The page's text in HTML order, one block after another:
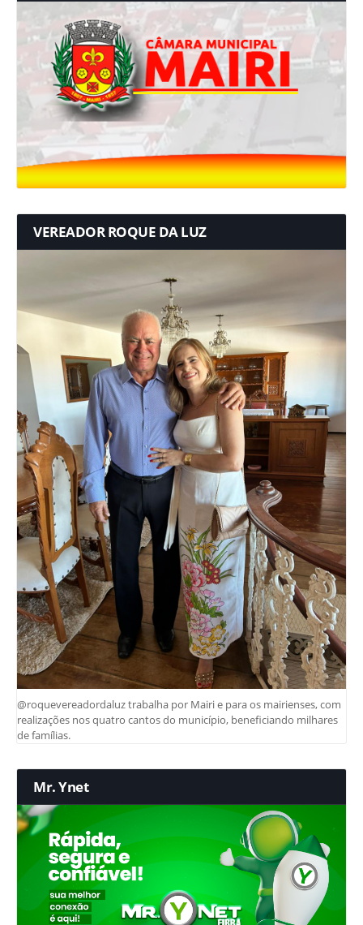
VEREADOR ROQUE DA LUZ
@roquevereadordaluz trabalha por Mairi e para os mairienses, com
realizações nos quatro cantos do município, beneficiando milhares
de famílias.
Mr. Ynet